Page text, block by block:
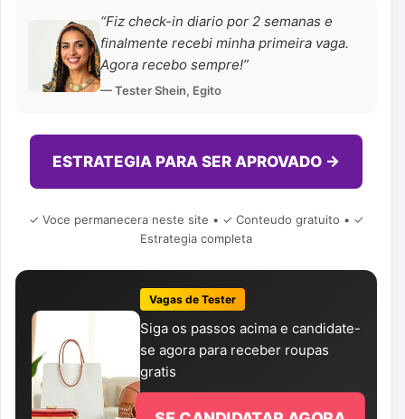
“Fiz check-in diario por 2 semanas e
finalmente recebi minha primeira vaga.
Agora recebo sempre!”
— Tester Shein, Egito
ESTRATEGIA PARA SER APROVADO →
✓ Voce permanecera neste site • ✓ Conteudo gratuito • ✓
Estrategia completa
Vagas de Tester
Siga os passos acima e candidate-
se agora para receber roupas
gratis